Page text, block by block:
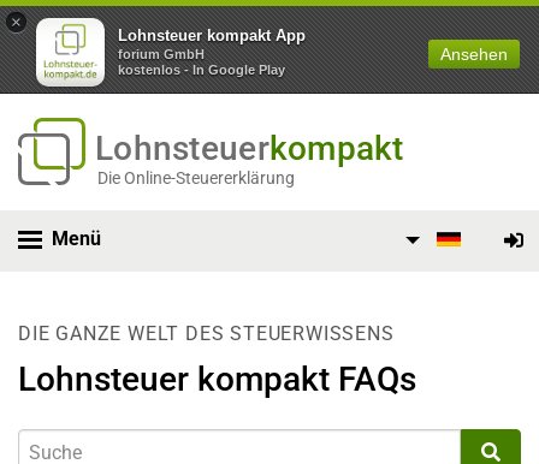
×
Lohnsteuer kompakt App
forium GmbH
kostenlos - In Google Play
Ansehen
Lohnsteuerkompakt
Die Online-Steuererklärung
Menü
DIE GANZE WELT DES STEUERWISSENS
Lohnsteuer kompakt FAQs